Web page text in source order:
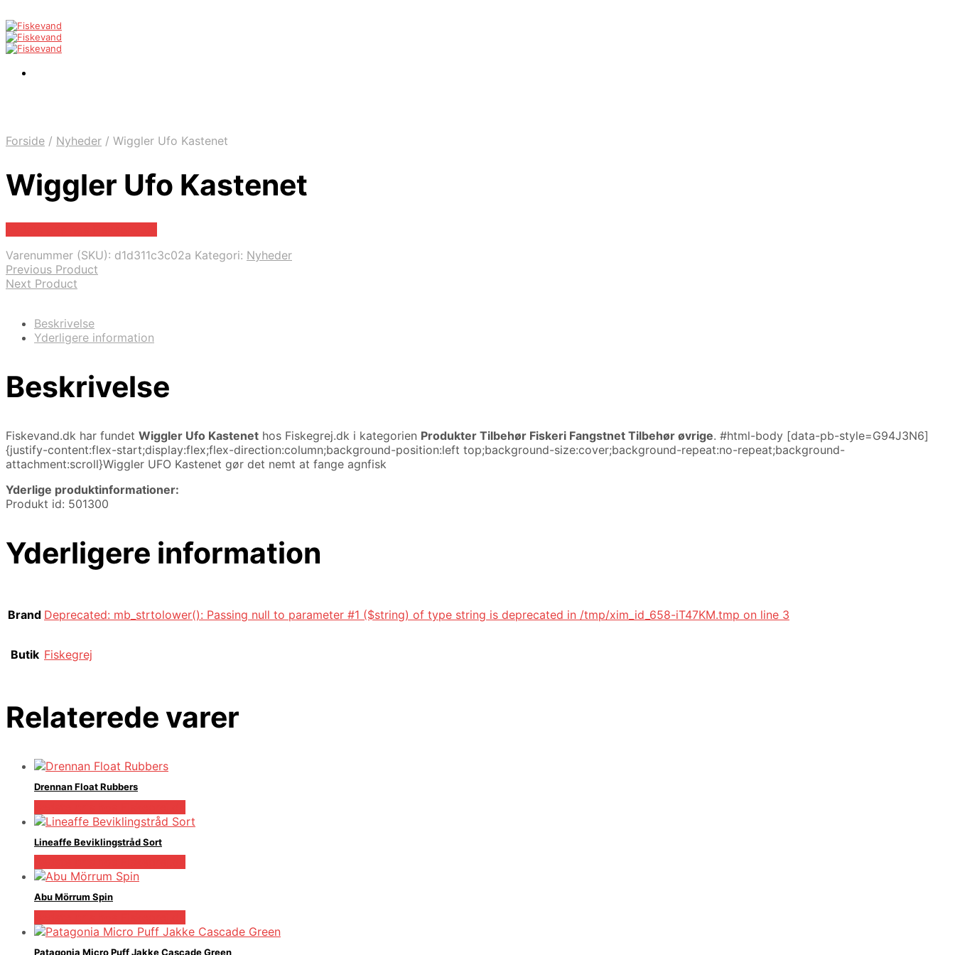
Forside / Nyheder / Wiggler Ufo Kastenet
Wiggler Ufo Kastenet
Varenummer (SKU): d1d311c3c02a Kategori: Nyheder
Previous Product
Next Product
Beskrivelse
Yderligere information
Beskrivelse
Fiskevand.dk har fundet Wiggler Ufo Kastenet hos Fiskegrej.dk i kategorien Produkter Tilbehør Fiskeri Fangstnet Tilbehør øvrige. #html-body [data-pb-style=G94J3N6]
{justify-content:flex-start;display:flex;flex-direction:column;background-position:left top;background-size:cover;background-repeat:no-repeat;background-
attachment:scroll}Wiggler UFO Kastenet gør det nemt at fange agnfisk
Yderlige produktinformationer:
Produkt id: 501300
Yderligere information
Brand Deprecated: mb_strtolower(): Passing null to parameter #1 ($string) of type string is deprecated in /tmp/xim_id_658-iT47KM.tmp on line 3
Butik Fiskegrej
Relaterede varer
Drennan Float Rubbers
Lineaffe Beviklingstråd Sort
Abu Mörrum Spin
Patagonia Micro Puff Jakke Cascade Green